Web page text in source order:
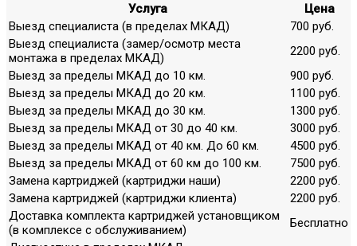
Услуга
Цена
Выезд специалиста (в пределах МКАД)
700 руб.
Выезд специалиста (замер/осмотр места
монтажа в пределах МКАД)
2200 руб.
Выезд за пределы МКАД до 10 км.
900 руб.
Выезд за пределы МКАД до 20 км.
1100 руб.
Выезд за пределы МКАД до 30 км.
1300 руб.
Выезд за пределы МКАД от 30 до 40 км.
3000 руб.
Выезд за пределы МКАД от 40 км. До 60 км.
4500 руб.
Выезд за пределы МКАД от 60 км до 100 км.
7500 руб.
Замена картриджей (картриджи наши)
2200 руб.
Замена картриджей (картриджи клиента)
2200 руб.
Доставка комплекта картриджей установщиком
(в комплексе с обслуживанием)
Бесплатно